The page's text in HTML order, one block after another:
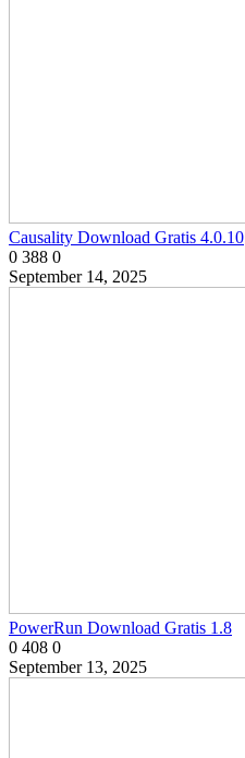
Causality Download Gratis 4.0.10
0 388 0
September 14, 2025
PowerRun Download Gratis 1.8
0 408 0
September 13, 2025